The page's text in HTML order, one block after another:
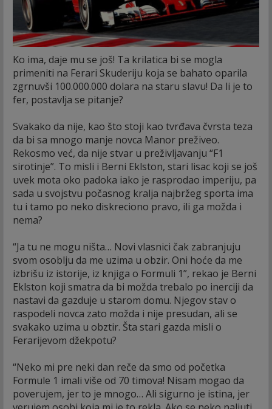
Ko ima, daje mu se još! Ta krilatica bi se mogla
primeniti na Ferari Skuderiju koja se bahato oparila
zgrnuvši 100.000.000 dolara na staru slavu! Da li je to
fer, postavlja se pitanje?
Svakako da nije, kao što stoji kao tvrđava čvrsta teza
da bi sa mnogo manje novca Manor preživeo.
Rekosmo već, da nije stvar u preživljavanju “F1
sirotinje”. To misli i Berni Eklston, stari lisac koji se još
uvek mota oko padoka iako je rasprodao imperiju, pa
sada u svojstvu počasnog kralja najbržeg sporta ima
tu i tamo po neko diskreciono pravo, ili ga možda i
nema?
“Ja tu ne mogu ništa… Novi vlasnici čak zabranjuju
svom osoblju da me uzima u obzir. Oni hoće da me
izbrišu iz istorije, iz knjiga o Formuli 1”, rekao je Berni
Eklston koji smatra da bi možda trebalo po inerciji da
nastavi da gazduje u starom domu. Njegov stav o
raspodeli novca zato možda i nije presudan, ali se
svakako uzima u obztir. Šta stari gazda misli o
Ferarijevom džekpotu?
“Neko mi pre neki dan reče da smo od početka
Formule 1 imali više od 70 timova! Nisam mogao da
poverujem, jer to je mnogo… Ali sigurno je istina, jer